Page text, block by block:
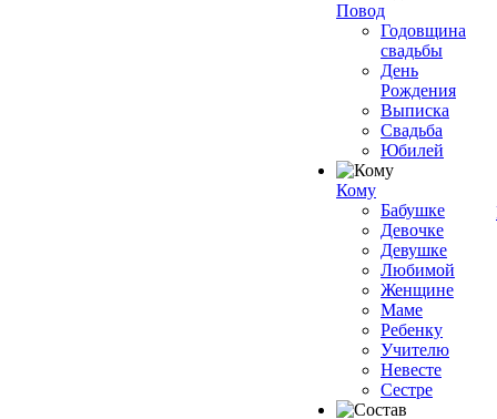
Повод
Годовщина
свадьбы
День
Рождения
Выписка
Свадьба
Юбилей
Кому
Бабушке
Девочке
Девушке
Любимой
Женщине
Маме
Ребенку
Учителю
Невесте
Сестре